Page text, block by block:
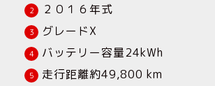
２０１６年式
グレードX
バッテリー容量24kWh
走行距離約49,800 km